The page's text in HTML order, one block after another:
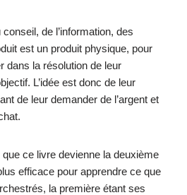
de l’information, des
est un produit physique, pour
dans la résolution de leur
L’idée est donc de leur
de leur demander de l’argent et
que ce livre devienne la deuxième
efficace pour apprendre ce que
la première étant ses